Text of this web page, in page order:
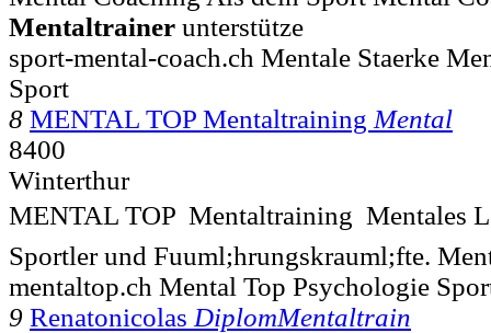
Mentaltrainer unterstütze
sport-mental-coach.ch Mentale Staerke
Sport
8 MENTAL TOP Mentaltraining Mental
8400
Winterthur
MENTAL TOP  Mentaltraining  Mentales
Sportler und Fuuml;hrungskrauml;fte.
mentaltop.ch Mental Top Psychologie
9 Renatonicolas DiplomMentaltrain